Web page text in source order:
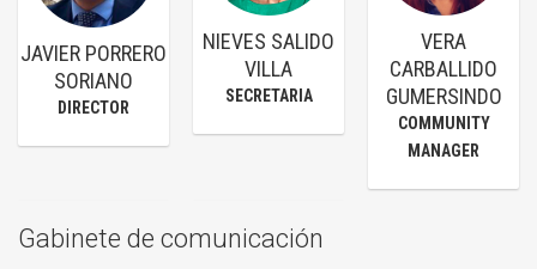
JAVIER PORRERO
SORIANO
DIRECTOR
NIEVES SALIDO
VILLA
SECRETARIA
VERA
CARBALLIDO
GUMERSINDO
COMMUNITY
MANAGER
Gabinete de comunicación